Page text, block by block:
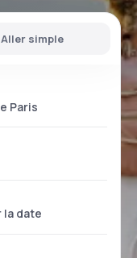
Aller simple